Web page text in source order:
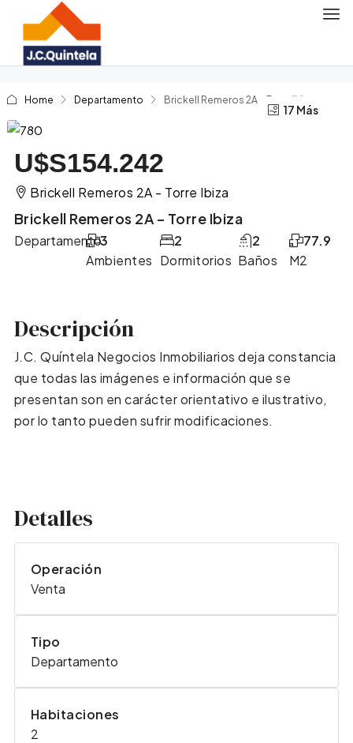
Home Departamento Brickell Remeros 2A – Torre Ibiza
13 Más
17 Más
U$S154.242
Brickell Remeros 2A - Torre Ibiza
Brickell Remeros 2A – Torre Ibiza
Departamento
Ambientes
3
Dormitorios
2
Baños
2
M2
77.9
Descripción
J.C. Quíntela Negocios Inmobiliarios deja constancia
que todas las imágenes e información que se
presentan son en carácter orientativo e ilustrativo,
por lo tanto pueden sufrir modificaciones.
Detalles
Operación
Venta
Tipo
Departamento
Habitaciones
2